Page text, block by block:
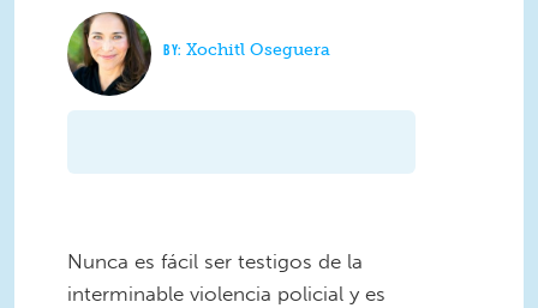
Xochitl Oseguera
Nunca es fácil ser testigos de la
interminable violencia policial y es